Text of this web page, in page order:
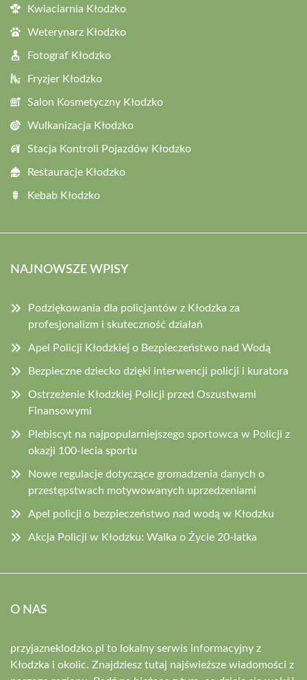
Kwiaciarnia Kłodzko
Weterynarz Kłodzko
Fotograf Kłodzko
Fryzjer Kłodzko
Salon Kosmetyczny Kłodzko
Wulkanizacja Kłodzko
Stacja Kontroli Pojazdów Kłodzko
Restauracje Kłodzko
Kebab Kłodzko
NAJNOWSZE WPISY
Podziękowania dla policjantów z Kłodzka za
profesjonalizm i skuteczność działań
Apel Policji Kłodzkiej o Bezpieczeństwo nad Wodą
Bezpieczne dziecko dzięki interwencji policji i kuratora
Ostrzeżenie Kłodzkiej Policji przed Oszustwami
Finansowymi
Plebiscyt na najpopularniejszego sportowca w Policji z
okazji 100-lecia sportu
Nowe regulacje dotyczące gromadzenia danych o
przestępstwach motywowanych uprzedzeniami
Apel policji o bezpieczeństwo nad wodą w Kłodzku
Akcja Policji w Kłodzku: Walka o Życie 20-latka
O NAS
przyjazneklodzko.pl to lokalny serwis informacyjny z
Kłodzka i okolic. Znajdziesz tutaj najświeższe wiadomości z